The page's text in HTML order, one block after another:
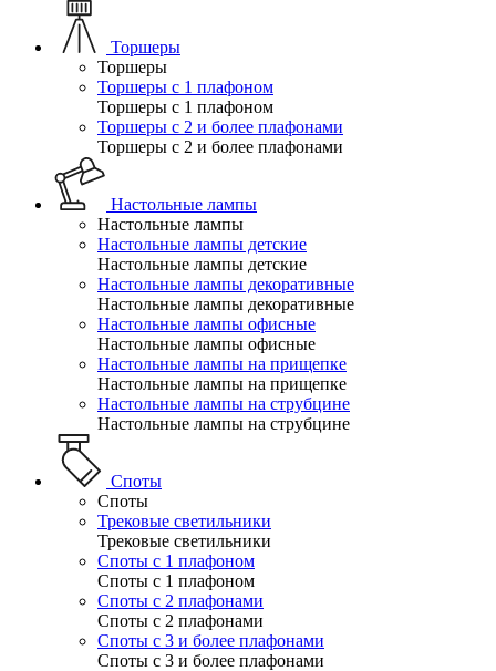
Торшеры
Торшеры
Торшеры с 1 плафоном
Торшеры с 1 плафоном
Торшеры с 2 и более плафонами
Торшеры с 2 и более плафонами
Настольные лампы
Настольные лампы
Настольные лампы детские
Настольные лампы детские
Настольные лампы декоративные
Настольные лампы декоративные
Настольные лампы офисные
Настольные лампы офисные
Настольные лампы на прищепке
Настольные лампы на прищепке
Настольные лампы на струбцине
Настольные лампы на струбцине
Споты
Споты
Трековые светильники
Трековые светильники
Споты с 1 плафоном
Споты с 1 плафоном
Споты с 2 плафонами
Споты с 2 плафонами
Споты с 3 и более плафонами
Споты с 3 и более плафонами